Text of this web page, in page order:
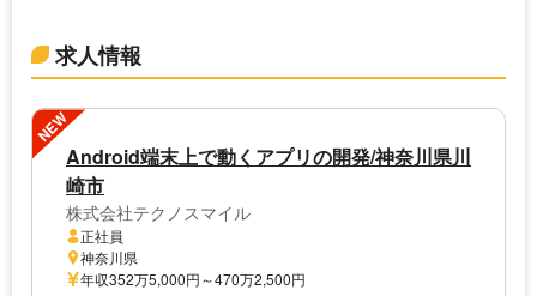
求人情報
NEW
Android端末上で動くアプリの開発/神奈川県川
崎市
株式会社テクノスマイル
正社員
神奈川県
年収352万5,000円～470万2,500円